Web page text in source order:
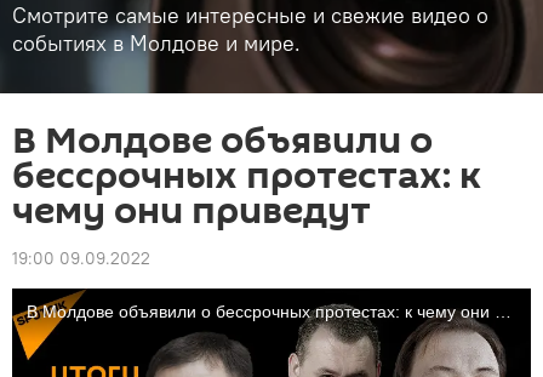
Смотрите самые интересные и свежие видео о
событиях в Молдове и мире.
В Молдове объявили о
бессрочных протестах: к
чему они приведут
19:00 09.09.2022